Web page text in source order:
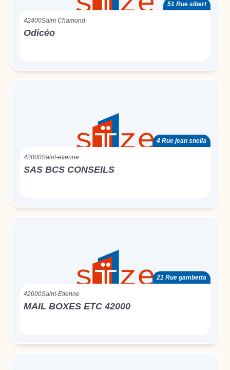
51 Rue sibert
42400Saint Chamond
Odicéo
4 Rue jean snella
42000Saint-etienne
SAS BCS CONSEILS
21 Rue gambetta
42000Saint-Etienne
MAIL BOXES ETC 42000